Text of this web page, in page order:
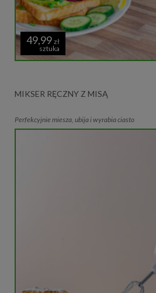
49,99 zł
sztuka
MIKSER RĘCZNY Z MISĄ
Perfekcyjnie miesza, ubija i wyrabia ciasto